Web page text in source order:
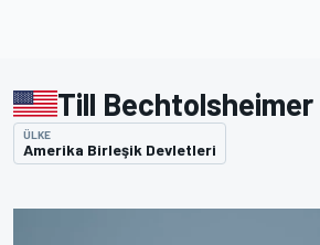
Till Bechtolsheimer
ÜLKE
Amerika Birleşik Devletleri